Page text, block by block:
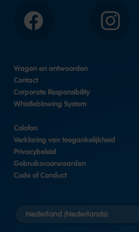
Facebook Instagram
Vragen en antwoorden
Contact
Corporate Responsibility
Whistleblowing System
Colofon
Verklaring van toegankelijkheid
Privacybeleid
Gebruiksvoorwaarden
Code of Conduct
selecteren